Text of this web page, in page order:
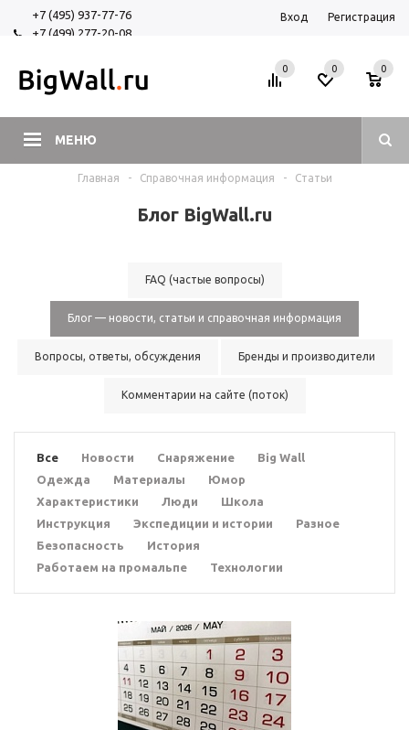
+7 (495) 937-77-76
+7 (499) 277-20-08
Вход Регистрация
МЕНЮ
0 0
0
Главная - Справочная информация - Статьи
Блог BigWall.ru
FAQ (частые вопросы)
Блог — новости, статьи и справочная информация
Вопросы, ответы, обсуждения Бренды и производители
Комментарии на сайте (поток)
Все Новости Снаряжение
Big Wall
Одежда
Материалы
Юмор
Характеристики
Люди
Школа
Инструкция
Экспедиции и истории
Разное
Безопасность
История
Работаем на промальпе
Технологии